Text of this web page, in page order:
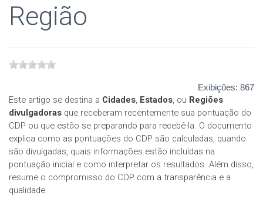
Região
Exibições: 867
Este artigo se destina a Cidades, Estados, ou Regiões
divulgadoras que receberam recentemente sua pontuação do
CDP ou que estão se preparando para recebê-la. O documento
explica como as pontuações do CDP são calculadas, quando
são divulgadas, quais informações estão incluídas na
pontuação inicial e como interpretar os resultados. Além disso,
resume o compromisso do CDP com a transparência e a
qualidade.